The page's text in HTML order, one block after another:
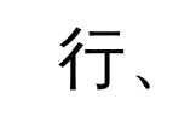
行